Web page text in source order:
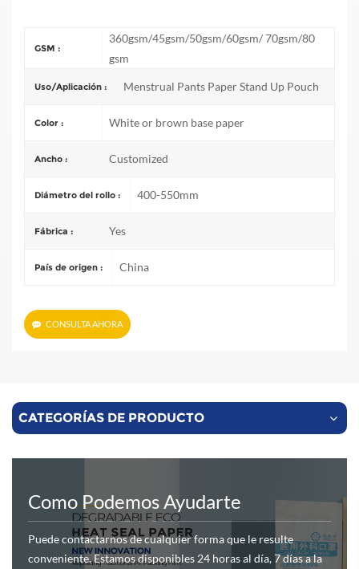
GSM :
360gsm/45gsm/50gsm/60gsm/ 70gsm/80
gsm
Uso/Aplicación : Menstrual Pants Paper Stand Up Pouch
Color : White or brown base paper
Ancho : Customized
Diámetro del rollo : 400-550mm
Fábrica : Yes
País de origen : China
CONSULTA AHORA
CATEGORÍAS DE PRODUCTO
Como Podemos Ayudarte
Puede contactarnos de cualquier forma que le resulte
conveniente. Estamos disponibles 24 horas al día, 7 días a la